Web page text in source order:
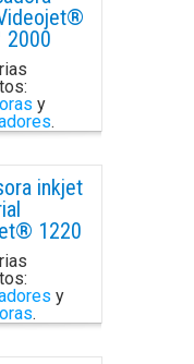
2000
y
.
inkjet
1220
y
.